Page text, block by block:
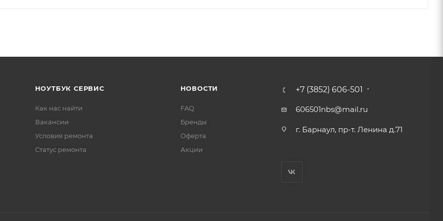
НОУТБУК СЕРВИС
Как нас найти
Вакансии
Условия ремонта
Статус ремонта
НОВОСТИ
FAQ
Бренды
Оферта
Акции
+7 (3852) 606-501
606501nbs@mail.ru
г. Барнаул, пр-т. Ленина д.71